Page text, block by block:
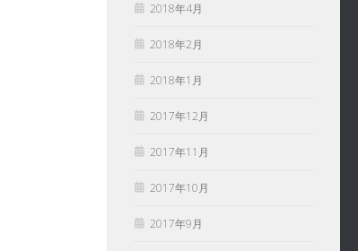
2018年4月
2018年2月
2018年1月
2017年12月
2017年11月
2017年10月
2017年9月